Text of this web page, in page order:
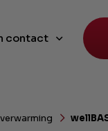
contact